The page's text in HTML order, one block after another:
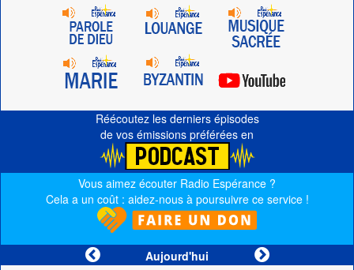
Réécoutez les derniers épisodes
de vos émissions préférées en
Vous aimez écouter Radio Espérance ?
Cela a un coût : aidez-nous à poursuivre ce service !
Aujourd'hui